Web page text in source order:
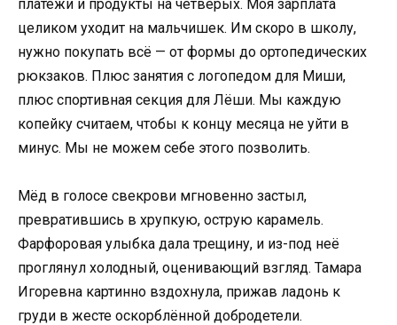
платежи и продукты на четверых. Моя зарплата
целиком уходит на мальчишек. Им скоро в школу,
нужно покупать всё — от формы до ортопедических
рюкзаков. Плюс занятия с логопедом для Миши,
плюс спортивная секция для Лёши. Мы каждую
копейку считаем, чтобы к концу месяца не уйти в
минус. Мы не можем себе этого позволить.
Мёд в голосе свекрови мгновенно застыл,
превратившись в хрупкую, острую карамель.
Фарфоровая улыбка дала трещину, и из-под неё
проглянул холодный, оценивающий взгляд. Тамара
Игоревна картинно вздохнула, прижав ладонь к
груди в жесте оскорблённой добродетели.